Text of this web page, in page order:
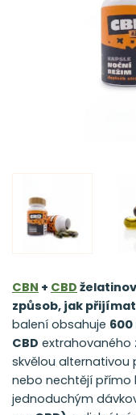
CBN + CBD
způsob, jak
balení obsahuje 600
CBD extrahovaného
skvělou alternativou
nebo nechtějí přímo
jednoduchým